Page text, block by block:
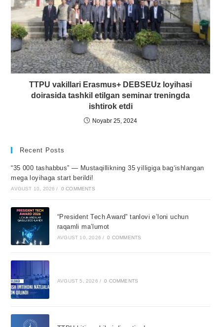
TTPU vakillari Erasmus+ DEBSEUz loyihasi
doirasida tashkil etilgan seminar treningda
ishtirok etdi
Noyabr 25, 2024
Recent Posts
“35 000 tashabbus” — Mustaqillikning 35 yilligiga bagʻishlangan
mega loyihaga start berildi!
AVGUST 10, 2026 / 0 COMMENTS
“President Tech Award” tanlovi e’loni uchun
raqamli ma’lumot
AVGUST 10, 2026 / 0 COMMENTS
AVGUST 5, 2026 / 0 COMMENTS